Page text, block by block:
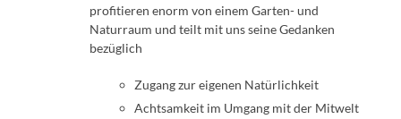
profitieren enorm von einem Garten- und
Naturraum und teilt mit uns seine Gedanken
bezüglich
Zugang zur eigenen Natürlichkeit
Achtsamkeit im Umgang mit der Mitwelt